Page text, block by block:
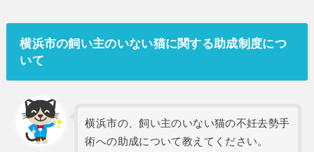
横浜市の飼い主のいない猫に関する助成制度につ
いて
横浜市の、飼い主のいない猫の不妊去勢手
術への助成について教えてください。